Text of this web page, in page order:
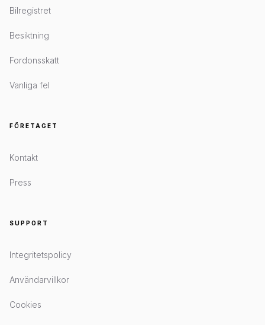
Bilregistret
Besiktning
Fordonsskatt
Vanliga fel
FÖRETAGET
Kontakt
Press
SUPPORT
Integritetspolicy
Användarvillkor
Cookies